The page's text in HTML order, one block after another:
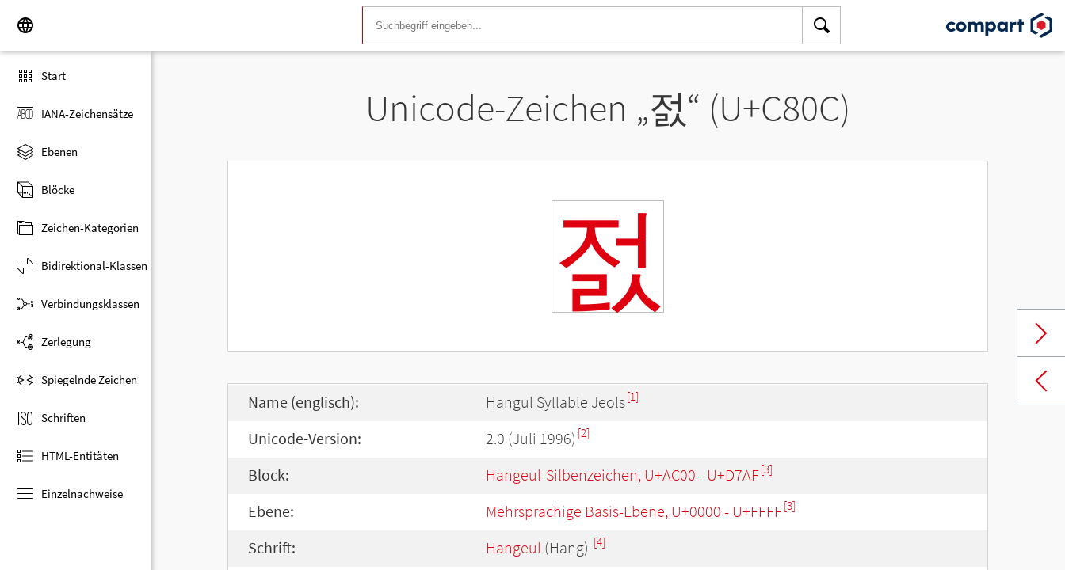
Start
IANA-Zeichensätze
Ebenen
Blöcke
Zeichen-Kategorien
Bidirektional-Klassen
Verbindungsklassen
Zerlegung
Spiegelnde Zeichen
Schriften
HTML-Entitäten
Einzelnachweise
Unicode-Zeichen „젌“ (U+C80C)
젌
Name (englisch): Hangul Syllable Jeols[1]
Unicode-Version: 2.0 (Juli 1996) [2]
Block: Hangeul-Silbenzeichen, U+AC00 - U+D7AF[3]
Ebene: Mehrsprachige Basis-Ebene, U+0000 - U+FFFF[3]
Schrift: Hangeul (Hang) [4]